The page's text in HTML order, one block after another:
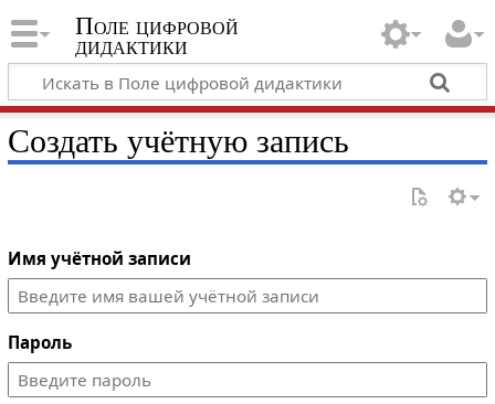
Поле цифровой
дидактики
Создать учётную запись
Имя учётной записи
Пароль